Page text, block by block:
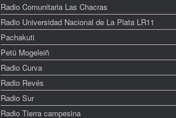
Radio Comunitaria Las Chacras
Radio Universidad Nacional de La Plata LR11
Pachakuti
Petü Mogeleiñ
Radio Curva
Radio Revés
Radio Sur
Radio Tierra campesina